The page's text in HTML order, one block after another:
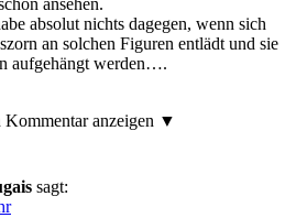
ansehen.
absolut nichts dagegen, wenn sich
an solchen Figuren entlädt und sie
aufgehängt werden….
Kommentar anzeigen ▼
sagt: